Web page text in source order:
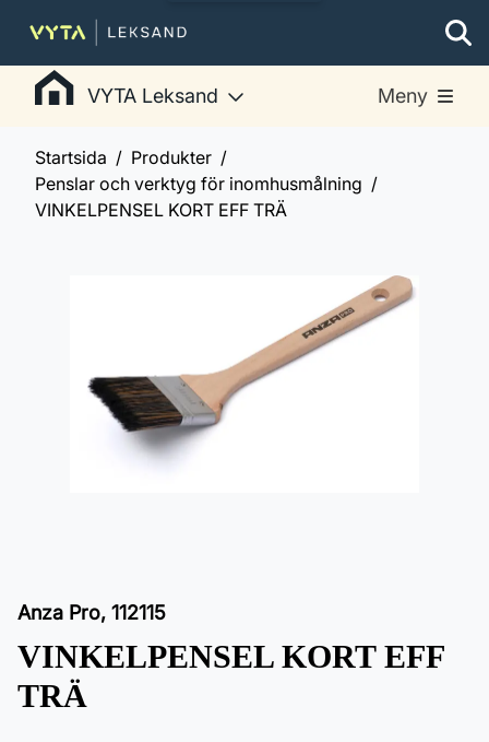
VYTA Leksand Meny
Startsida
Produkter
Penslar och verktyg för inomhusmålning
VINKELPENSEL KORT EFF TRÄ
Anza Pro, 112115
VINKELPENSEL KORT EFF
TRÄ